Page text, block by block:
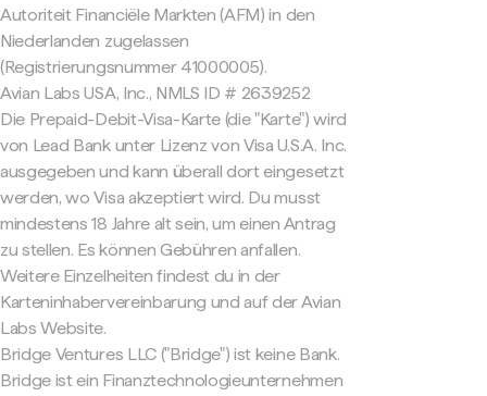
Autoriteit Financiële Markten (AFM) in den
Niederlanden zugelassen
(Registrierungsnummer 41000005).
Avian Labs USA, Inc., NMLS ID # 2639252
Die Prepaid-Debit-Visa-Karte (die "Karte") wird
von Lead Bank unter Lizenz von Visa U.S.A. Inc.
ausgegeben und kann überall dort eingesetzt
werden, wo Visa akzeptiert wird. Du musst
mindestens 18 Jahre alt sein, um einen Antrag
zu stellen. Es können Gebühren anfallen.
Weitere Einzelheiten findest du in der
Karteninhabervereinbarung und auf der Avian
Labs Website.
Bridge Ventures LLC ("Bridge") ist keine Bank.
Bridge ist ein Finanztechnologieunternehmen